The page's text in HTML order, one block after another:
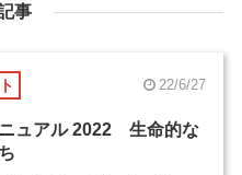
事
22/6/27
ュアル 2022 生命的な